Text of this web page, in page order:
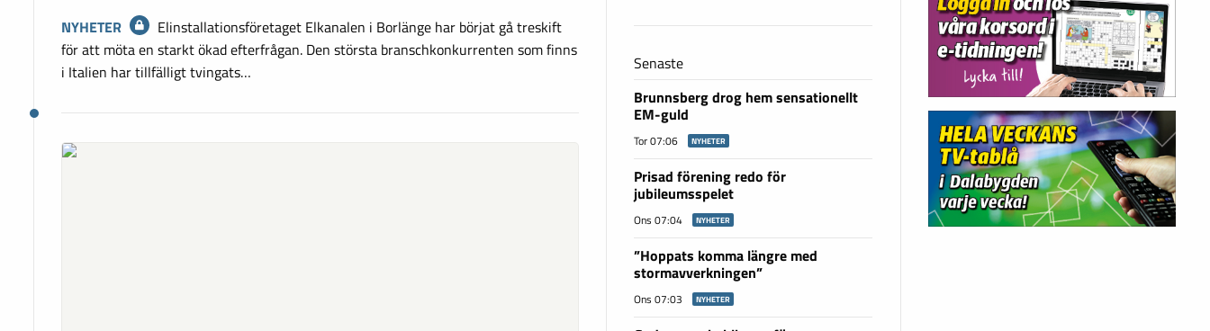
NYHETER
Elinstallationsföretaget Elkanalen i Borlänge har börjat gå treskift
för att möta en starkt ökad efterfrågan. Den största branschkonkurrenten som finns
i Italien har tillfälligt tvingats…
Senaste
Brunnsberg drog hem sensationellt
EM-guld
Tor 07:06 NYHETER
Prisad förening redo för
jubileumsspelet
Ons 07:04 NYHETER
”Hoppats komma längre med
stormavverkningen”
Ons 07:03 NYHETER